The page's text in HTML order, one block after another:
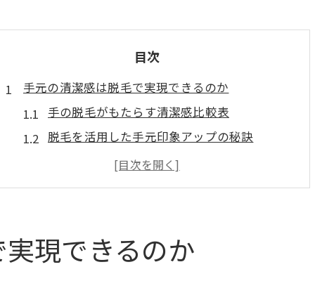
目次
手元の清潔感は脱毛で実現できるのか
手の脱毛がもたらす清潔感比較表
脱毛を活用した手元印象アップの秘訣
清潔な手元を維持する脱毛活用術
ムダ毛ケアで変わる手の第一印象とは
相模原市南区で選ぶ手脱毛のメリットと効果
相模原市南区の脱毛方法比較一覧
現できるのか